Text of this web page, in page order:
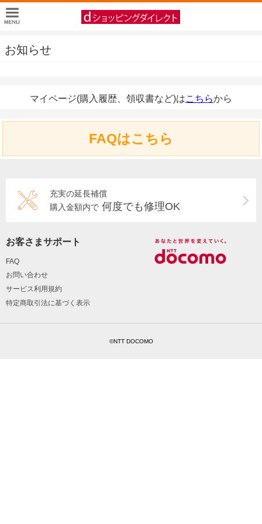
お知らせ
マイページ(購入履歴、領収書など)はこちらから
FAQはこちら
充実の延長補償
購入金額内で 何度でも修理OK
お客さまサポート
FAQ
お問い合わせ
サービス利用規約
特定商取引法に基づく表示
©NTT DOCOMO